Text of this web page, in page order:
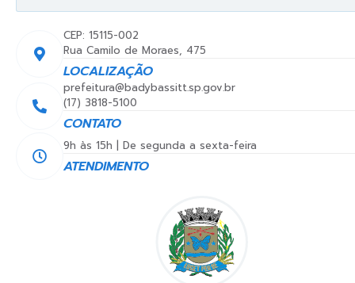
LOCALIZAÇÃO
Rua Camilo de Moraes, 475
CEP: 15115-002
CONTATO
(17) 3818-5100
prefeitura@badybassitt.sp.gov.br
ATENDIMENTO
9h às 15h | De segunda a sexta-feira